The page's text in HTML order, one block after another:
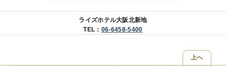
大阪府条例により、宿泊税を現地にて別途ご精算。
・チェックアウト後の物預かりに限り、お1つにつき500円／1日 を頂戴してお
ります。
カップヌードルミュージアム 約43分ライズホテル大阪北新地
TEL： 06-6458-5400
上へ